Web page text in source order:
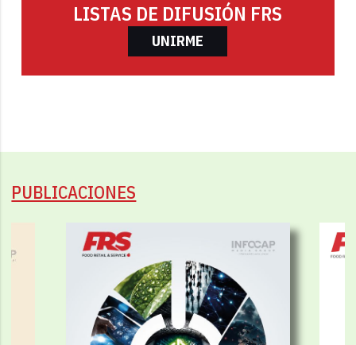
LISTAS DE DIFUSIÓN FRS
UNIRME
PUBLICACIONES